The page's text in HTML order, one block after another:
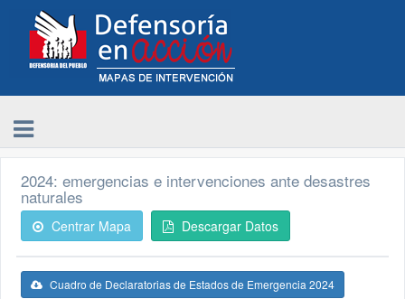
2024: emergencias e intervenciones ante desastres
naturales
Centrar Mapa Descargar Datos
Cuadro de Declaratorias de Estados de Emergencia 2024